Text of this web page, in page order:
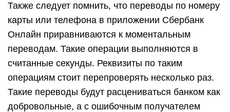
Также следует помнить, что переводы по номеру
карты или телефона в приложении Сбербанк
Онлайн приравниваются к моментальным
переводам. Такие операции выполняются в
считанные секунды. Реквизиты по таким
операциям стоит перепроверять несколько раз.
Такие переводы будут расцениваться банком как
добровольные, а с ошибочным получателем